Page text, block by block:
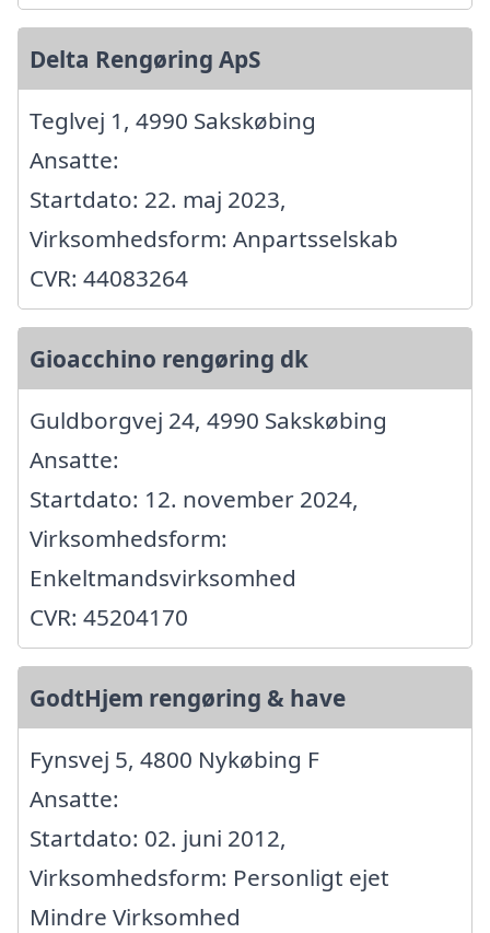
Delta Rengøring ApS
Teglvej 1, 4990 Sakskøbing
Ansatte:
Startdato: 22. maj 2023,
Virksomhedsform: Anpartsselskab
CVR: 44083264
Gioacchino rengøring dk
Guldborgvej 24, 4990 Sakskøbing
Ansatte:
Startdato: 12. november 2024,
Virksomhedsform:
Enkeltmandsvirksomhed
CVR: 45204170
GodtHjem rengøring & have
Fynsvej 5, 4800 Nykøbing F
Ansatte:
Startdato: 02. juni 2012,
Virksomhedsform: Personligt ejet
Mindre Virksomhed